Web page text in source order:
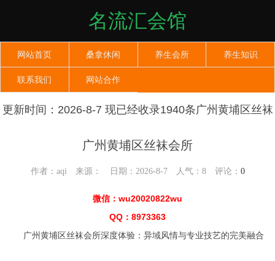
名流汇会馆
网站首页 桑拿休闲 养生会所 养生知识
联系我们 网站合作
更新时间：2026-8-7 现已经收录1940条广州黄埔区丝袜
广州黄埔区丝袜会所
作者：aqi 来源： 日期：2026-8-7 人气： 8评论： 0
微信：wu20020822wu
QQ：8973363
广州黄埔区丝袜会所深度体验：异域风情与专业技艺的完美融合